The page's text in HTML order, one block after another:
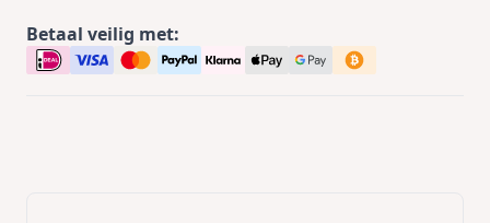
Betaal veilig met: